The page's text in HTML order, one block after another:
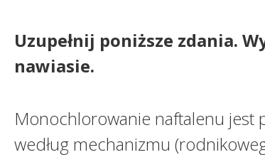
Uzupełnij poniższe zdania.
nawiasie.
Monochlorowanie naftalenu jest
według mechanizmu